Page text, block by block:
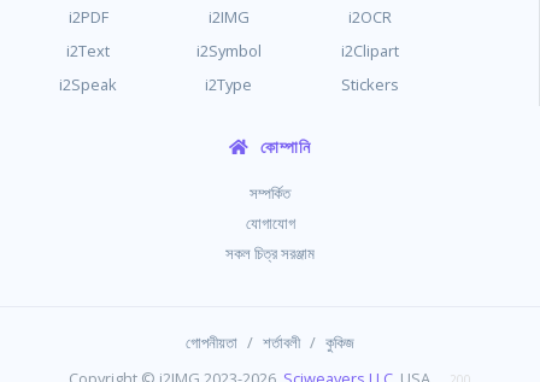
i2PDF i2IMG
i2OCR
i2Text
i2Symbol
i2Clipart
i2Speak
i2Type Stickers
কোম্পানি
সম্পর্কিত
যোগাযোগ
সকল চিত্র সরঞ্জাম
গোপনীয়তা / শর্তাবলী / কুকিজ